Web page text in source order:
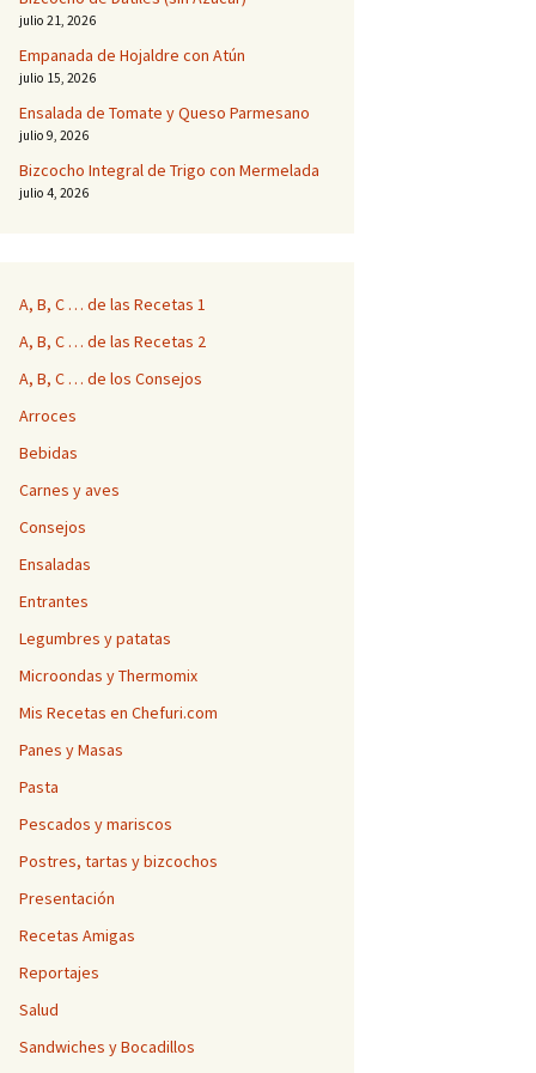
julio 21, 2026
Empanada de Hojaldre con Atún
julio 15, 2026
Ensalada de Tomate y Queso Parmesano
julio 9, 2026
Bizcocho Integral de Trigo con Mermelada
julio 4, 2026
A, B, C … de las Recetas 1
A, B, C … de las Recetas 2
A, B, C … de los Consejos
Arroces
Bebidas
Carnes y aves
Consejos
Ensaladas
Entrantes
Legumbres y patatas
Microondas y Thermomix
Mis Recetas en Chefuri.com
Panes y Masas
Pasta
Pescados y mariscos
Postres, tartas y bizcochos
Presentación
Recetas Amigas
Reportajes
Salud
Sandwiches y Bocadillos